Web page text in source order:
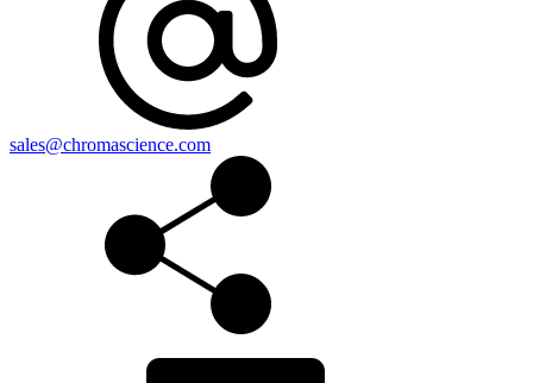
sales@chromascience.com